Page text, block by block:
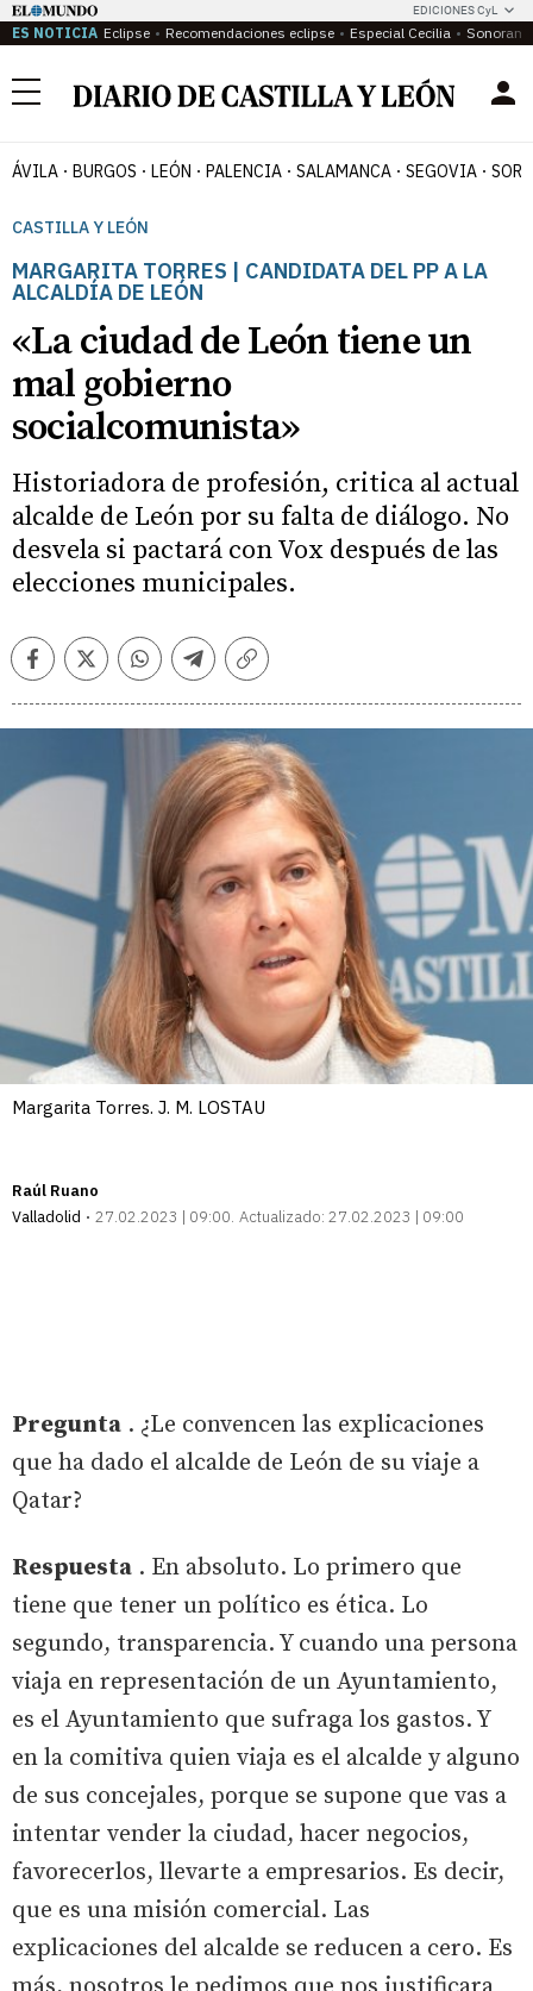
EDICIONES CyL
ES NOTICIA Eclipse Recomendaciones eclipse Especial Cecilia
Menú
ÁVILA BURGOS LEÓN PALENCIA SALAMANCA SEGOVIA
CASTILLA Y LEÓN
MARGARITA TORRES | CANDIDATA DEL PP A LA
ALCALDÍA DE LEÓN
«La ciudad de León tiene un
mal gobierno
socialcomunista»
Historiadora de profesión, critica al actual
alcalde de León por su falta de diálogo. No
desvela si pactará con Vox después de las
elecciones municipales.
FacebookTwitterWhatsappTelegramCopiar
Margarita Torres. J. M. LOSTAU
Raúl Ruano
Valladolid
27.02.2023 | 09:00 Actualizado: 27.02.2023 | 09:00
Pregunta . ¿Le convencen las explicaciones
que ha dado el alcalde de León de su viaje a
Qatar?
Respuesta . En absoluto. Lo primero que
tiene que tener un político es ética. Lo
segundo, transparencia. Y cuando una persona
viaja en representación de un Ayuntamiento,
es el Ayuntamiento que sufraga los gastos. Y
en la comitiva quien viaja es el alcalde y alguno
de sus concejales, porque se supone que vas a
intentar vender la ciudad, hacer negocios,
favorecerlos, llevarte a empresarios. Es decir,
que es una misión comercial. Las
explicaciones del alcalde se reducen a cero. Es